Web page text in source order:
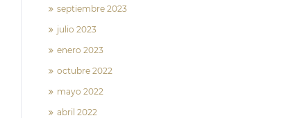
septiembre 2023
julio 2023
enero 2023
octubre 2022
mayo 2022
abril 2022